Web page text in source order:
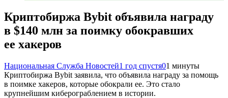
Криптобиржа Bybit объявила награду
в $140 млн за поимку обокравших
ее хакеров
Национальная Служба Новостей1 год спустя01 минуты
Криптобиржа Bybit заявила, что объявила награду за помощь
в поимке хакеров, которые обокрали ее. Это стало
крупнейшим киберограблением в истории.